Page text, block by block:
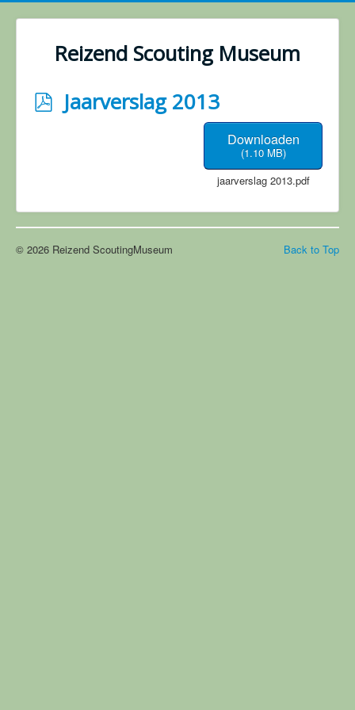
Reizend Scouting Museum
pJaarverslag 2013
Downloaden
(1.10 MB)
jaarverslag 2013.pdf
Back to Top
© 2026 Reizend ScoutingMuseum